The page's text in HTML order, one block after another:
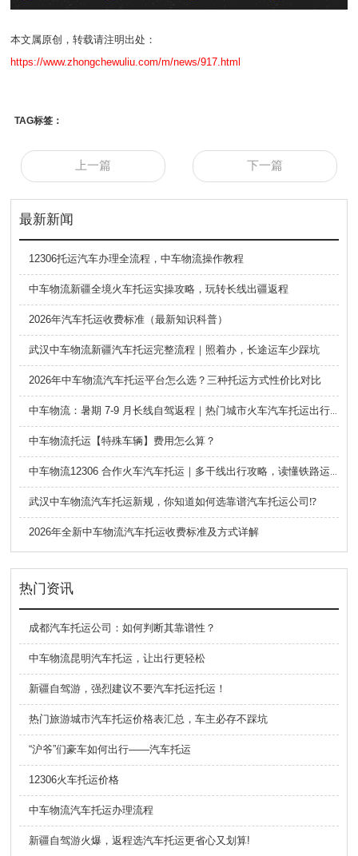
本文属原创，转载请注明出处：
https://www.zhongchewuliu.com/m/news/917.html
TAG标签：
上一篇 下一篇
最新新闻
12306托运汽车办理全流程，中车物流操作教程
中车物流新疆全境火车托运实操攻略，玩转长线出疆返程
2026年汽车托运收费标准（最新知识科普）
武汉中车物流新疆汽车托运完整流程｜照着办，长途运车少踩坑
2026年中车物流汽车托运平台怎么选？三种托运方式性价比对比
中车物流：暑期 7-9 月长线自驾返程｜热门城市火车汽车托运出行全攻略
中车物流托运【特殊车辆】费用怎么算？
中车物流12306 合作火车汽车托运｜多干线出行攻略，读懂铁路运车的优势与避坑要点
武汉中车物流汽车托运新规，你知道如何选靠谱汽车托运公司⁉️
2026年全新中车物流汽车托运收费标准及方式详解
热门资讯
成都汽车托运公司：如何判断其靠谱性？
中车物流昆明汽车托运，让出行更轻松
新疆自驾游，强烈建议不要汽车托运托运！
热门旅游城市汽车托运价格表汇总，车主必存不踩坑
“沪爷”们豪车如何出行——汽车托运
12306火车托运价格
中车物流汽车托运办理流程
新疆自驾游火爆，返程选汽车托运更省心又划算!